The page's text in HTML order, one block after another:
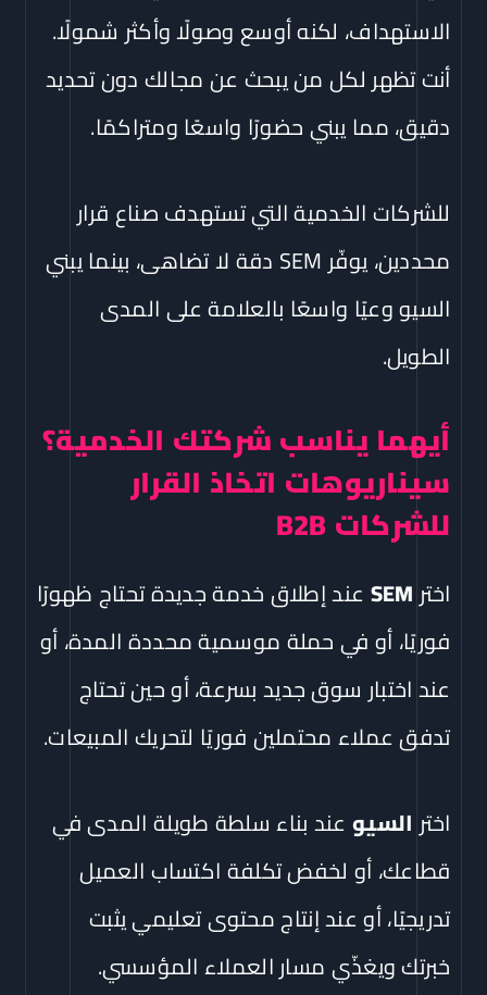
الاستهداف، لكنه أوسع وصولًا وأكثر شمولًا.
أنت تظهر لكل من يبحث عن مجالك دون تحديد
دقيق، مما يبني حضورًا واسعًا ومتراكمًا.
للشركات الخدمية التي تستهدف صناع قرار
محددين، يوفّر SEM دقة لا تضاهى، بينما يبني
السيو وعيًا واسعًا بالعلامة على المدى
الطويل.
أيهما يناسب شركتك الخدمية؟
سيناريوهات اتخاذ القرار
للشركات B2B
اختر SEMعند إطلاق خدمة جديدة تحتاج ظهورًا
فوريًا، أو في حملة موسمية محددة المدة، أو
عند اختبار سوق جديد بسرعة، أو حين تحتاج
تدفق عملاء محتملين فوريًا لتحريك المبيعات.
اختر السيوعند بناء سلطة طويلة المدى في
قطاعك، أو لخفض تكلفة اكتساب العميل
تدريجيًا، أو عند إنتاج محتوى تعليمي يثبت
خبرتك ويغذّي مسار العملاء المؤسسي.